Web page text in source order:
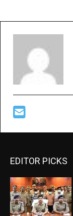
EDITOR PICKS